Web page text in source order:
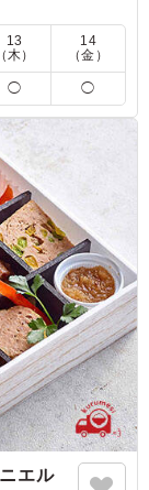
っぱりしなが
さい。
ダウンよりお
が柔らかくて
す。ボリュー
すね。女性
13
（木）
14
（金）
◯ ◯
エル